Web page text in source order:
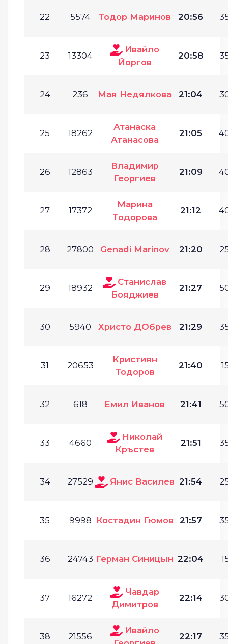
22 5574 Тодор Маринов 20:56
23 13304
Ивайло
Йоргов
20:58
24 236 Мая Недялкова 21:04
25 18262
Атанаска
Атанасова
21:05
26 12863
Владимир
Георгиев
21:09
27 17372
Марина
Тодорова
21:12
28 27800 Genadi Marinov 21:20
29 18932
Станислав
Бояджиев
21:27
30 5940 Христо ДОбрев 21:29
31 20653
Кристиян
Тодоров
21:40
32 618 Емил Иванов 21:41
33 4660
Николай
Кръстев
21:51
34 27529 Янис Василев 21:54
35 9998 Костадин Гюмов 21:57
36 24743 Герман Синицын 22:04
37 16272
Чавдар
Димитров
22:14
38 21556
Ивайло
22:17